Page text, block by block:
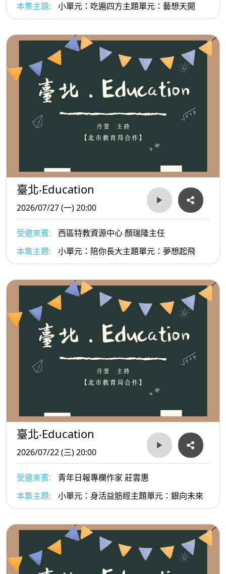
本集主題:
小單元：吃遍四方主題單元：藝想天開
臺北‧Education
2026/07/27 (一) 20:00
受邀來賓:
西區特教資源中心 顏瑞隆主任
本集主題:
小單元：陪你長大主題單元：夢想起飛
臺北‧Education
2026/07/22 (三) 20:00
受邀來賓:
青年日報專欄作家 莊雲惠
本集主題:
小單元：身活益筋經主題單元：銀向未來